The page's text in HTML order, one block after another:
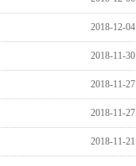
2018-12-04
2018-11-30
2018-11-27
2018-11-27
2018-11-21